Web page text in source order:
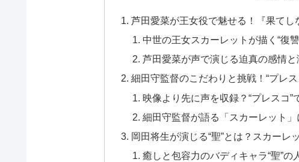
芦田愛菜が王女役で魅せる！『果てし
中世の王女スカーレットが描く“復讐
芦田愛菜が声で演じる迫真の感情と
細田守監督のこだわりと挑戦！“プレス
映像より先に声を収録？“プレスコ”
細田守監督が語る「スカーレット
岡田将生が演じる“聖”とは？スカーレ
癒しと包容力のバディキャラ“聖”の